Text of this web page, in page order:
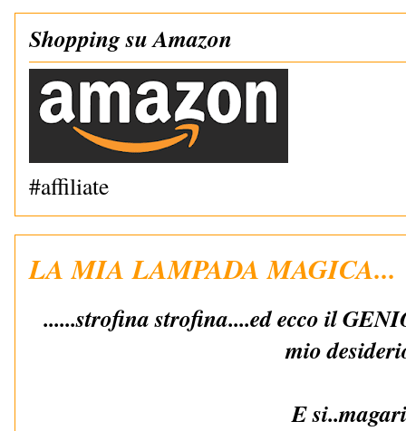
Shopping su Amazon
#affiliate
LA MIA LAMPADA MAGICA...
......strofina strofina....ed ecco il
mio
E